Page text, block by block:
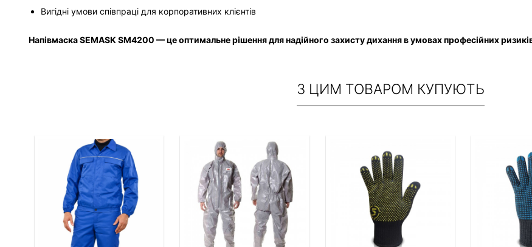
Вигідні умови співпраці для корпоративних клієнтів
Напівмаска SEMASK SM4200 — це оптимальне рішення для надійного захисту дихання в умовах професійних
З ЦИМ ТОВАРОМ КУПУЮТЬ